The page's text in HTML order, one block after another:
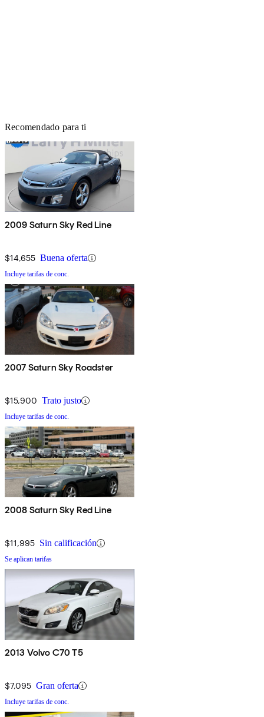
Recomendado para ti
2009 Saturn Sky Red Line
$14,655 Buena oferta
Incluye tarifas de conc.
2007 Saturn Sky Roadster
$15,900 Trato justo
Incluye tarifas de conc.
2008 Saturn Sky Red Line
$11,995 Sin calificación
Se aplican tarifas
2013 Volvo C70 T5
$7,095 Gran oferta
Incluye tarifas de conc.